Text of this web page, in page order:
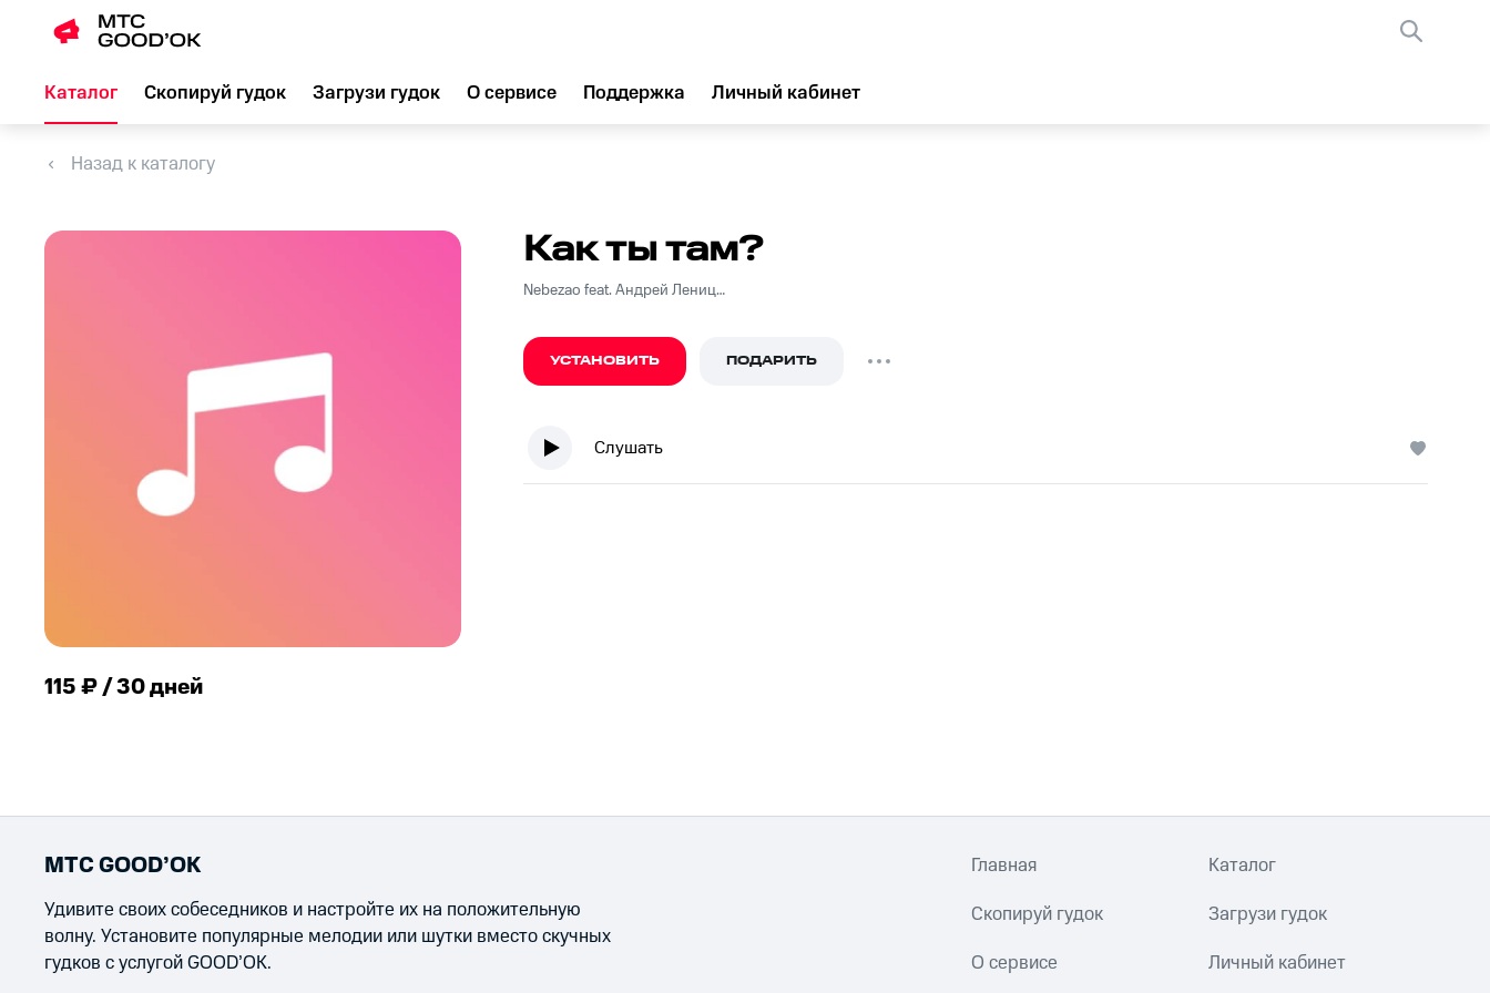
Каталог Скопируй гудок Загрузи гудок О сервисе Поддержка Личный кабинет
Назад к каталогу
115 ₽ / 30 дней
Как ты там?
Nebezao feat. Андрей Леницкий
УСТАНОВИТЬ ПОДАРИТЬ
Слушать
МТС GOOD’OK
Удивите своих собеседников и настройте их на положительную
волну. Установите популярные мелодии или шутки вместо скучных
гудков с услугой GOOD’OK.
Главная Каталог
Скопируй гудок Загрузи гудок
О сервисе Личный кабинет